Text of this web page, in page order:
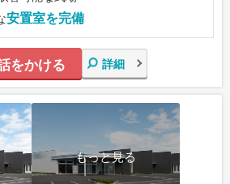
安置室を完備
をかける 詳細
もっと見る